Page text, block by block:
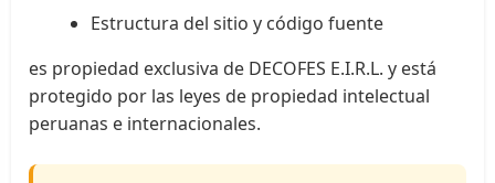
Estructura del sitio y código fuente
es propiedad exclusiva de DECOFES E.I.R.L. y está
protegido por las leyes de propiedad intelectual
peruanas e internacionales.